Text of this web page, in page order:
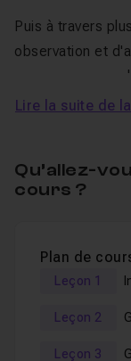
Puis à travers
observation et
pousser un peu
trouver un
Pour cette
simple : un porte-
que des feuilles
format A4
Au
Initiation
Lire la suite de
Qu’allez-
cours ?
Plan de
Leçon 1
Leçon 2
Leçon 3